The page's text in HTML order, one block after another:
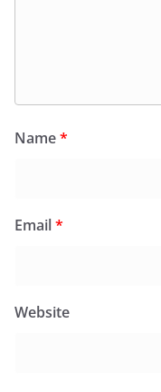
Name*
Email*
Website